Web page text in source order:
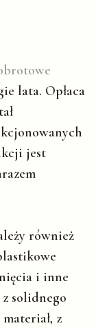
lata. Opłaca
jest
również
i inne
solidnego
z